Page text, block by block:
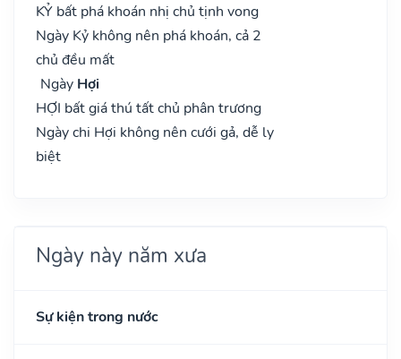
KỶ bất phá khoán nhị chủ tịnh vong
Ngày Kỷ không nên phá khoán, cả 2
chủ đều mất
Ngày Hợi
HỢI bất giá thú tất chủ phân trương
Ngày chi Hợi không nên cưới gả, dễ ly
biệt
Ngày này năm xưa
Sự kiện trong nước